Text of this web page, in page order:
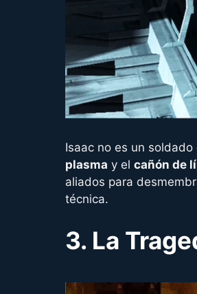
Isaac no es un
plasma y el cañón de
aliados para
técnica.
3. La